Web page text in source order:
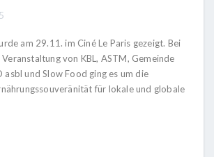
am 29.11. im Ciné Le Paris gezeigt. Bei
von KBL, ASTM, Gemeinde
asbl und Slow Food ging es um die
für lokale und globale